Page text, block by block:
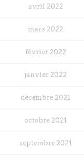
avril 2022
mars 2022
février 2022
janvier 2022
décembre 2021
octobre 2021
septembre 2021